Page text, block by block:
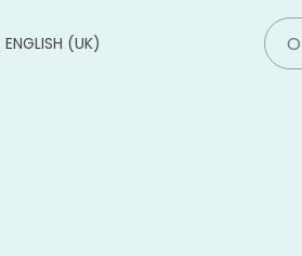
ENGLISH (UK)